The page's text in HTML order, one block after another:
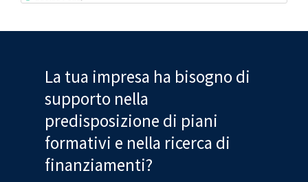
La tua impresa ha bisogno di
supporto nella
predisposizione di piani
formativi e nella ricerca di
finanziamenti?